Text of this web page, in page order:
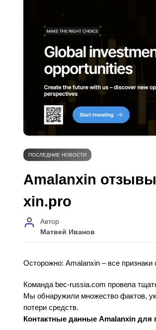
ПОСЛЕДНИЕ НОВОСТИ
Amalanxin
xin.pro
Автор
Матвей Иванов
Осторожно: Amalanxin – все
Команда bec-russia.com провела
Мы обнаружили множество фактов,
потери средств.
Контактные данные Amalanxin для